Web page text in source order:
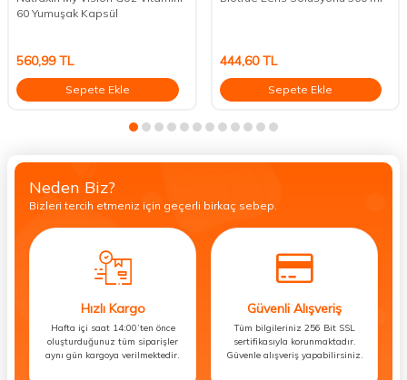
60 Yumuşak Kapsül
560,99TL
Sepete Ekle
444,60TL
Sepete Ekle
Neden Biz?
Bizleri tercih etmeniz için geçerli birkaç sebep.
Hızlı Kargo
Hafta içi saat 14:00’ten önce
oluşturduğunuz tüm siparişler
aynı gün kargoya verilmektedir.
Güvenli Alışveriş
Tüm bilgileriniz 256 Bit SSL
sertifikasıyla korunmaktadır.
Güvenle alışveriş yapabilirsiniz.